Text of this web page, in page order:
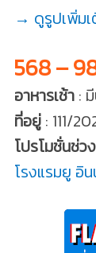
→ ดูรูปเพิ่ม
568 –
อาหารเช้า:
ที่อยู่: 111/
โปรโมชั่นช่ว
โรงแรมยู อิ